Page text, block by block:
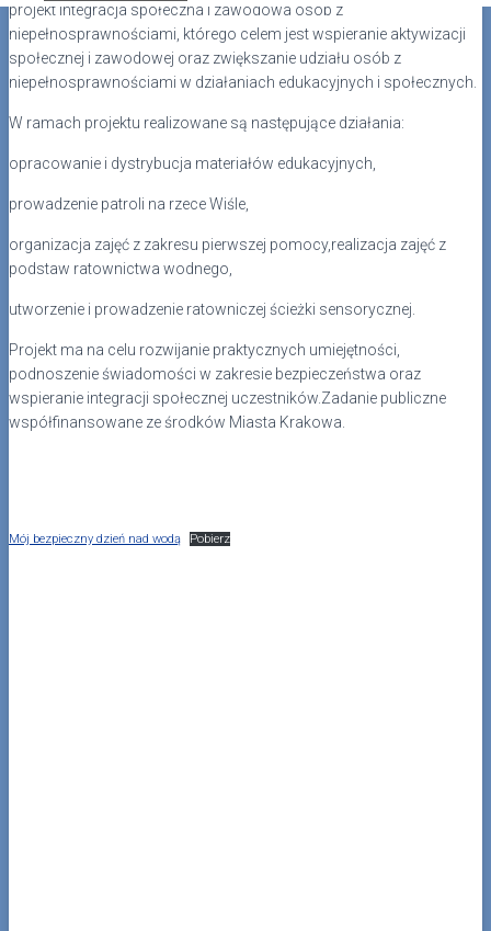
projekt Integracja społeczna i zawodowa osób z
niepełnosprawnościami, którego celem jest wspieranie aktywizacji
społecznej i zawodowej oraz zwiększanie udziału osób z
niepełnosprawnościami w działaniach edukacyjnych i społecznych.
W ramach projektu realizowane są następujące działania:
opracowanie i dystrybucja materiałów edukacyjnych,
prowadzenie patroli na rzece Wiśle,
organizacja zajęć z zakresu pierwszej pomocy,realizacja zajęć z
podstaw ratownictwa wodnego,
utworzenie i prowadzenie ratowniczej ścieżki sensorycznej.
Projekt ma na celu rozwijanie praktycznych umiejętności,
podnoszenie świadomości w zakresie bezpieczeństwa oraz
wspieranie integracji społecznej uczestników.Zadanie publiczne
współfinansowane ze środków Miasta Krakowa.
Mój bezpieczny dzień nad wodą Pobierz